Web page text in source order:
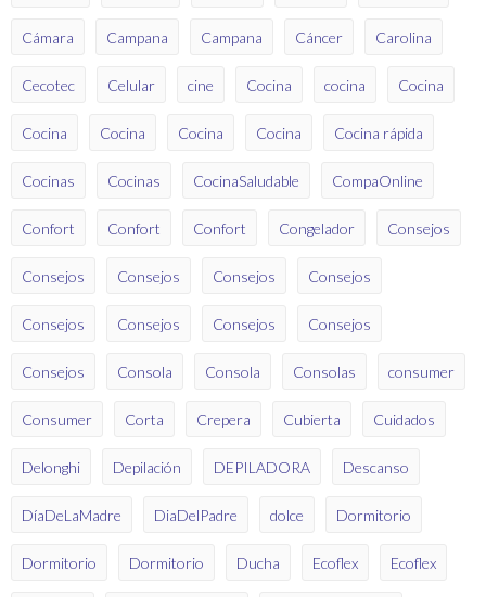
Cámara Campana Campana Cáncer Carolina
Cecotec Celular cine Cocina cocina Cocina
Cocina Cocina Cocina Cocina Cocina rápida
Cocinas Cocinas CocinaSaludable CompaOnline
Confort Confort Confort Congelador Consejos
Consejos Consejos Consejos Consejos
Consejos Consejos Consejos Consejos
Consejos Consola Consola Consolas consumer
Consumer Corta Crepera Cubierta Cuidados
Delonghi Depilación DEPILADORA Descanso
DíaDeLaMadre DiaDelPadre dolce Dormitorio
Dormitorio Dormitorio Ducha Ecoflex Ecoflex